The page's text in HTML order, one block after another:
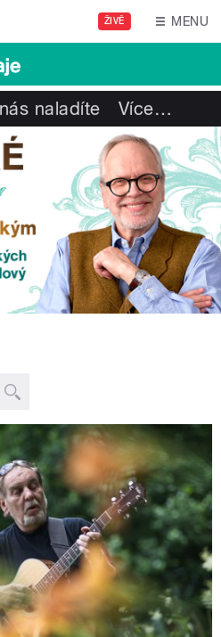
ŽIVĚ MENU
naladíte Více…